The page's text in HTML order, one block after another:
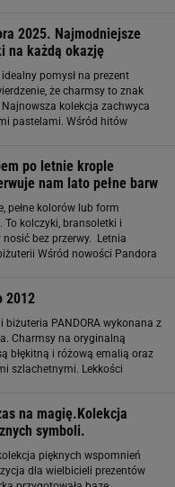
2025. Najmodniejsze
na każdą okazję
pomysł na prezent
że charmsy to znak
kolekcja zachwyca
pastelami. Wśród hitów
po letnie krople
nam lato pełne barw
pełne kolorów lub form
kolczyki, bransoletki i
bez przerwy. Letnia
Wśród nowości Pandora
2012
biżuteria PANDORA wykonana z
Charmsy na oryginalną
błękitną i różową emalią oraz
szlachetnymi. Lekkości
na magię.Kolekcja
symboli.
pięknych wspomnień
dla wielbicieli prezentów